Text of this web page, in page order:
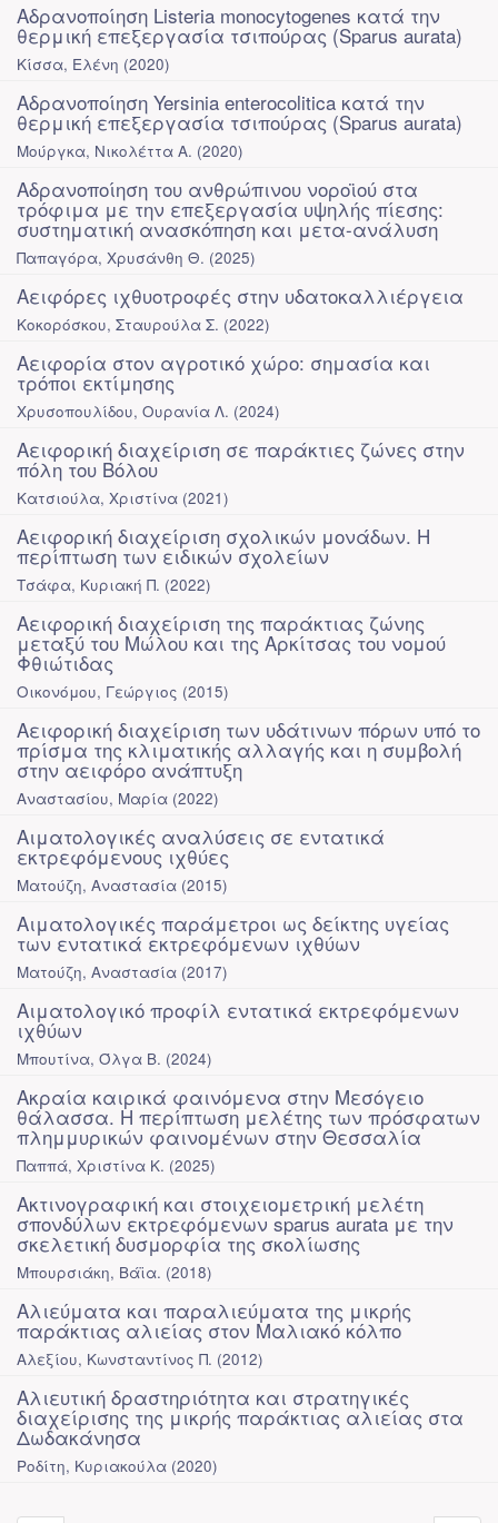
Αδρανοποίηση Listeria monocytogenes κατά την
θερμική επεξεργασία τσιπούρας (Sparus aurata)
Κίσσα, Ελένη (2020)
Αδρανοποίηση Yersinia enterocolitica κατά την
θερμική επεξεργασία τσιπούρας (Sparus aurata)
Μούργκα, Νικολέττα Α. (2020)
Αδρανοποίηση του ανθρώπινου νοροϊού στα
τρόφιμα με την επεξεργασία υψηλής πίεσης:
συστηματική ανασκόπηση και μετα-ανάλυση
Παπαγόρα, Χρυσάνθη Θ. (2025)
Αειφόρες ιχθυοτροφές στην υδατοκαλλιέργεια
Κοκορόσκου, Σταυρούλα Σ. (2022)
Αειφορία στον αγροτικό χώρο: σημασία και
τρόποι εκτίμησης
Χρυσοπουλίδου, Ουρανία Λ. (2024)
Αειφορική διαχείριση σε παράκτιες ζώνες στην
πόλη του Βόλου
Κατσιούλα, Χριστίνα (2021)
Αειφορική διαχείριση σχολικών μονάδων. Η
περίπτωση των ειδικών σχολείων
Τσάφα, Κυριακή Π. (2022)
Αειφορική διαχείριση της παράκτιας ζώνης
μεταξύ του Μώλου και της Αρκίτσας του νομού
Φθιώτιδας
Οικονόμου, Γεώργιος (2015)
Αειφορική διαχείριση των υδάτινων πόρων υπό το
πρίσμα της κλιματικής αλλαγής και η συμβολή
στην αειφόρο ανάπτυξη
Αναστασίου, Μαρία (2022)
Αιματολογικές αναλύσεις σε εντατικά
εκτρεφόμενους ιχθύες
Ματούζη, Αναστασία (2015)
Αιματολογικές παράμετροι ως δείκτης υγείας
των εντατικά εκτρεφόμενων ιχθύων
Ματούζη, Αναστασία (2017)
Αιματολογικό προφίλ εντατικά εκτρεφόμενων
ιχθύων
Μπουτίνα, Όλγα Β. (2024)
Ακραία καιρικά φαινόμενα στην Μεσόγειο
θάλασσα. Η περίπτωση μελέτης των πρόσφατων
πλημμυρικών φαινομένων στην Θεσσαλία
Παππά, Χριστίνα Κ. (2025)
Ακτινογραφική και στοιχειομετρική μελέτη
σπονδύλων εκτρεφόμενων sparus aurata με την
σκελετική δυσμορφία της σκολίωσης
Μπουρσιάκη, Βάϊα. (2018)
Αλιεύματα και παραλιεύματα της μικρής
παράκτιας αλιείας στον Μαλιακό κόλπο
Αλεξίου, Κωνσταντίνος Π. (2012)
Αλιευτική δραστηριότητα και στρατηγικές
διαχείρισης της μικρής παράκτιας αλιείας στα
Δωδακάνησα
Ροδίτη, Κυριακούλα (2020)